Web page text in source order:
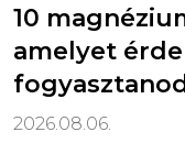
10
amelyet
2026.08.06.